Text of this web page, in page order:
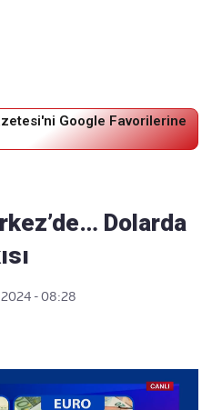
Google Favorilerine
Dolarda
2024 - 08:28